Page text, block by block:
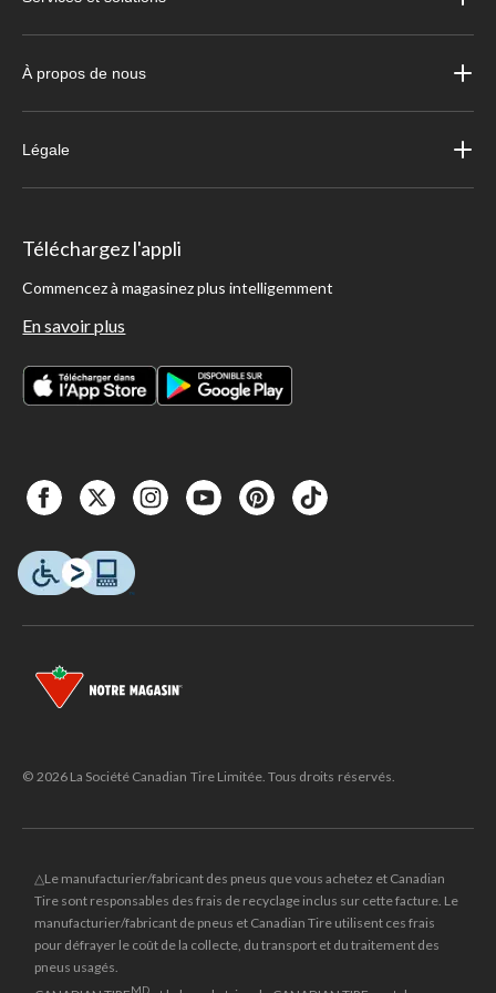
À propos de nous
Légale
Téléchargez l'appli
Commencez à magasinez plus intelligemment
En savoir plus
© 2026 La Société Canadian Tire Limitée. Tous droits réservés.
△Le manufacturier/fabricant des pneus que vous achetez et Canadian
Tire sont responsables des frais de recyclage inclus sur cette facture. Le
manufacturier/fabricant de pneus et Canadian Tire utilisent ces frais
pour défrayer le coût de la collecte, du transport et du traitement des
pneus usagés.
MD